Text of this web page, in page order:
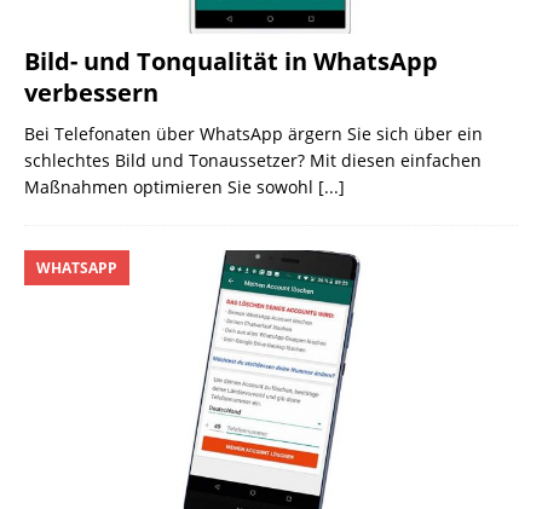
Bild- und Tonqualität in WhatsApp
verbessern
Bei Telefonaten über WhatsApp ärgern Sie sich über ein
schlechtes Bild und Tonaussetzer? Mit diesen einfachen
Maßnahmen optimieren Sie sowohl [...]
WHATSAPP